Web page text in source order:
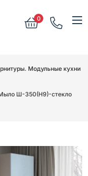
0
Модульные кухни
Мыло Ш-350(Н9)-стекло